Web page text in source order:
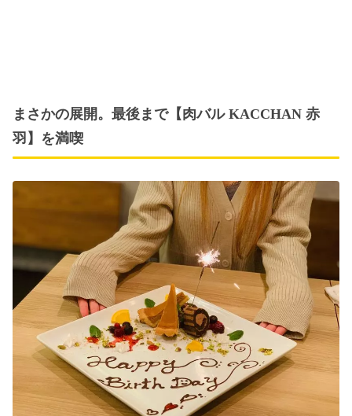
まさかの展開。最後まで【肉バル KACCHAN 赤
羽】を満喫